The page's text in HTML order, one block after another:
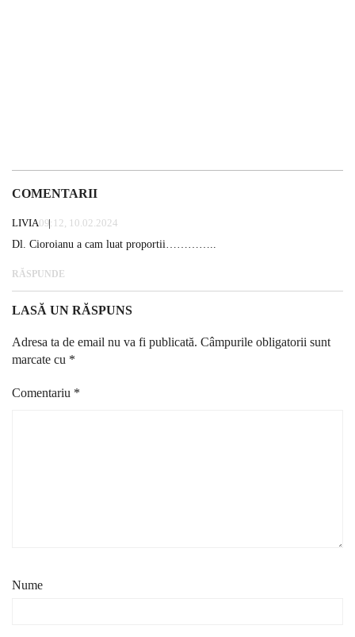
COMENTARII
LIVIA09:12, 10.02.2024
Dl. Cioroianu a cam luat proportii…………..
RĂSPUNDE
LASĂ UN RĂSPUNS
Adresa ta de email nu va fi publicată. Câmpurile obligatorii sunt
marcate cu *
Comentariu *
Nume